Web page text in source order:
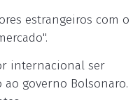
estrangeiros com o
internacional ser
governo Bolsonaro.